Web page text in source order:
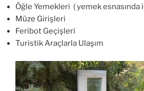
Öğle Yemekleri ( yemek esnasında
Müze Girişleri
Feribot Geçişleri
Turistik Araçlarla Ulaşım